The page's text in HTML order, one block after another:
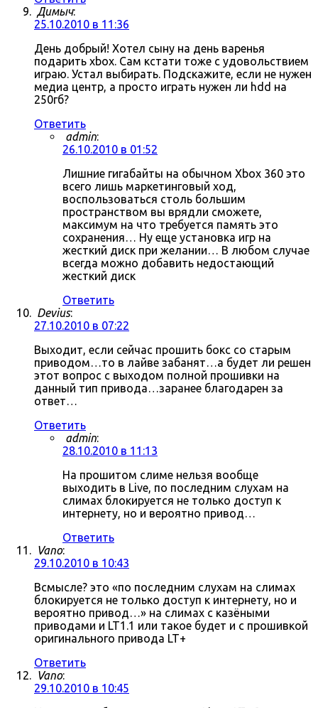
Димыч:
25.10.2010 в 11:36
День добрый! Хотел сыну на день варенья
подарить xbox. Сам кстати тоже с удовольствием
играю. Устал выбирать. Подскажите, если не нужен
медиа центр, а просто играть нужен ли hdd на
250гб?
Ответить
admin:
26.10.2010 в 01:52
Лишние гигабайты на обычном Xbox 360 это
всего лишь маркетинговый ход,
воспользоваться столь большим
пространством вы врядли сможете,
максимум на что требуется память это
сохранения… Ну еще установка игр на
жесткий диск при желании… В любом случае
всегда можно добавить недостающий
жесткий диск
Ответить
Devius:
27.10.2010 в 07:22
Выходит, если сейчас прошить бокс со старым
приводом…то в лайве забанят…а будет ли решен
этот вопрос с выходом полной прошивки на
данный тип привода…заранее благодарен за
ответ…
Ответить
admin:
28.10.2010 в 11:13
На прошитом слиме нельзя вообще
выходить в Live, по последним слухам на
слимах блокируется не только доступ к
интернету, но и вероятно привод…
Ответить
Vano:
29.10.2010 в 10:43
Всмысле? это «по последним слухам на слимах
блокируется не только доступ к интернету, но и
вероятно привод…» на слимах с казёными
приводами и LT1.1 или такое будет и с прошивкой
оригинального привода LT+
Ответить
Vano:
29.10.2010 в 10:45